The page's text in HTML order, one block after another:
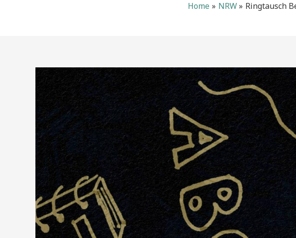
Home
NRW Ringtausch